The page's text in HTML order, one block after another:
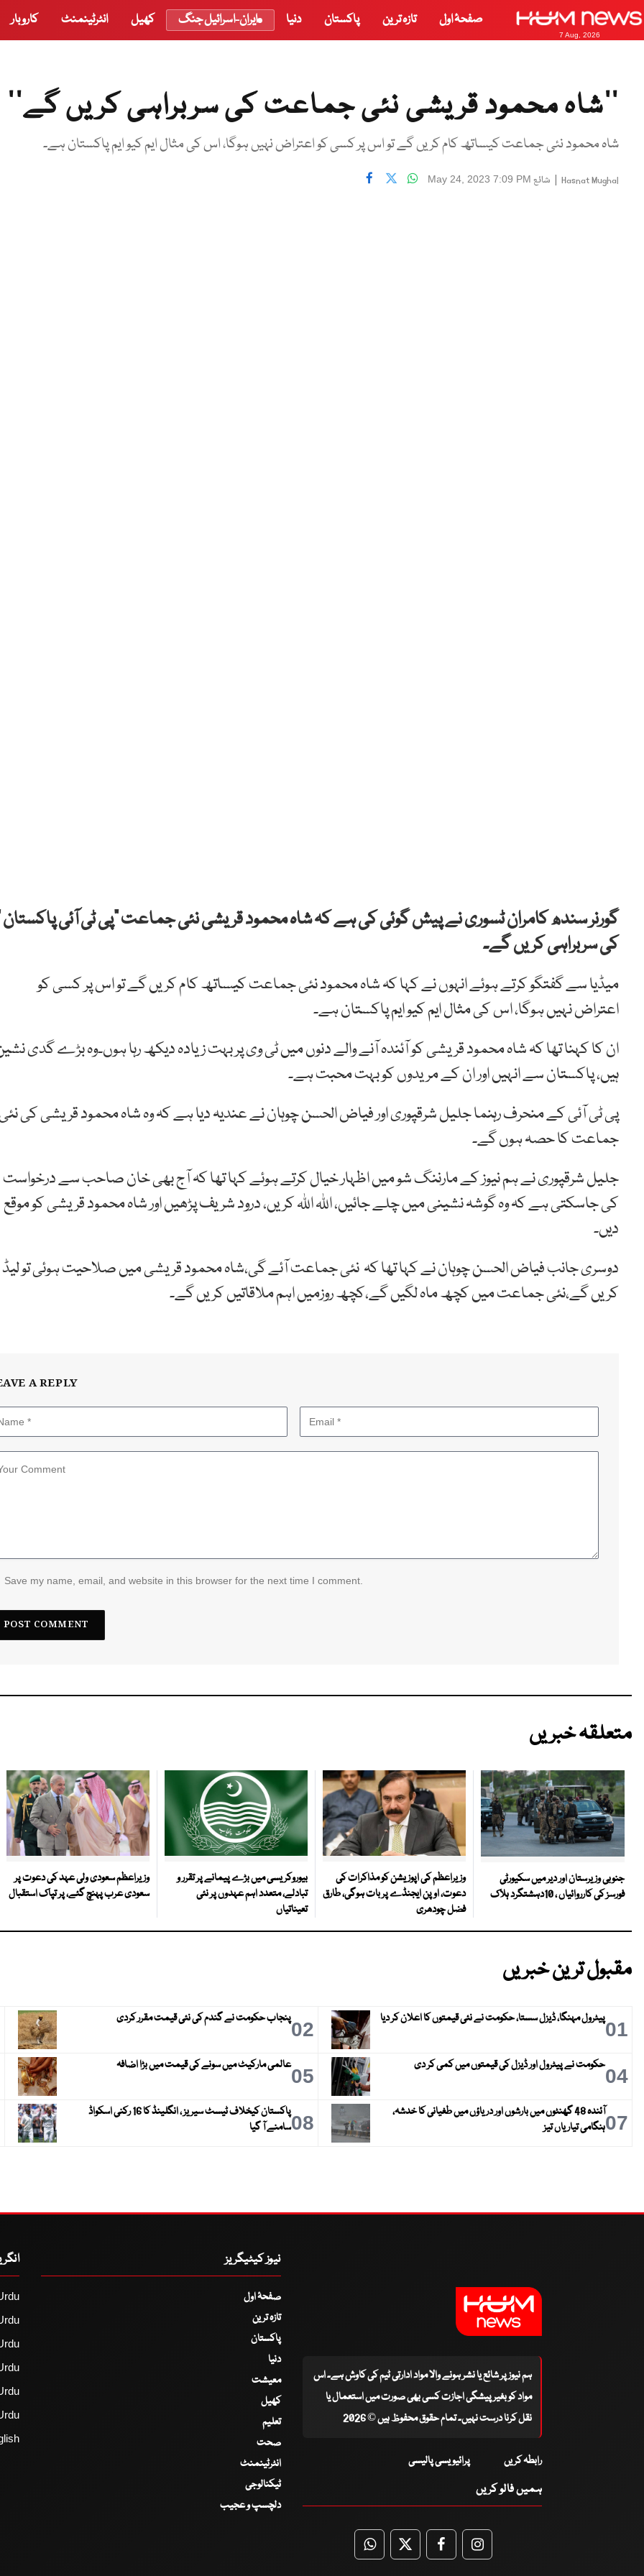
7 Aug, 2026
صفحۂ اول تازہ ترین پاکستان دنیا ایران-اسرائیل جنگ کھیل انٹرٹینمنٹ کاروبار
’’شاہ محمود قریشی نئی جماعت کی سربراہی کریں گے‘‘
شاہ محمود نئی جماعت کیساتھ کام کریں گے تو اس پر کسی کو اعتراض نہیں ہوگا، اس کی مثال ایم کیو ایم پاکستان ہے۔
Hasnat Mughal
| شائع May 24, 2023 7:09 PM
گورنر سندھ کامران ٹسوری نے پیش گوئی کی ہے کہ شاہ محمود قریشی نئی جماعت “پی ٹی آئی پاکستان
کی سربراہی کریں گے۔
میڈیا سے گفتگو کرتے ہوئے انہوں نے کہا کہ شاہ محمود نئی جماعت کیساتھ کام کریں گے تو اس پر کسی کو
اعتراض نہیں ہوگا، اس کی مثال ایم کیو ایم پاکستان ہے۔
ان کا کہنا تھا کہ شاہ محمود قریشی کو آئندہ آنے والے دنوں میں ٹی وی پر بہت زیادہ دیکھ رہا ہوں۔وہ بڑے گدی
ہیں، پاکستان سے انہیں اور ان کے مریدوں کو بہت محبت ہے۔
پی ٹی آئی کے منحرف رہنما جلیل شرقپوری اور فیاض الحسن چوہان نے عندیہ دیا ہے کہ وہ شاہ محمود قریشی کی
جماعت کا حصہ ہوں گے۔
جلیل شرقپوری نے ہم نیوز کے مارننگ شو میں اظہار خیال کرتے ہوئے کہا تھا کہ آج بھی خان صاحب سے درخواست
کی جاسکتی ہے کہ وہ گوشہ نشینی میں چلے جائیں، اللہ اللہ کریں، درود شریف پڑھیں اور شاہ محمود قریشی کو موقع
دیں۔
دوسری جانب فیاض الحسن چوہان نے کہا تھا کہ نئی جماعت آئے گی،شاہ محمود قریشی میں صلاحیت ہوئی تو لیڈ
کریں گے،نئی جماعت میں کچھ ماہ لگیں گے،کچھ روزمیں اہم ملاقاتیں کریں گے۔
A REPLY
Save my name, email, and website in this browser for the next time I comment.
متعلقہ خبریں
جنوبی وزیرستان اور دیر میں سکیورٹی
فورسز کی کارروائیاں ، 10دہشتگرد ہلاک
وزیراعظم کی اپوزیشن کو مذاکرات کی
دعوت، اوپن ایجنڈے پر بات ہوگی، طارق
فضل چودھری
بیوروکریسی میں بڑے پیمانے پر تقرر و
تبادلے، متعدد اہم عہدوں پر نئی
تعیناتیاں
وزیراعظم سعودی ولی عہد کی دعوت پر
سعودی عرب پہنچ گئے، پر تپاک استقبال
مقبول ترین خبریں
01پیٹرول مہنگا، ڈیزل سستا، حکومت نے نئی قیمتوں کا اعلان کر دیا 02پنجاب حکومت نے گندم کی نئی قیمت مقرر کردی
04حکومت نے پیٹرول اور ڈیزل کی قیمتوں میں کمی کر دی 05عالمی مارکیٹ میں سونے کی قیمت میں بڑا اضافہ
07
آئندہ 48 گھنٹوں میں بارشوں اور دریاؤں میں طغیانی کا خدشہ،
ہنگامی تیاریاں تیز
08
پاکستان کیخلاف ٹیسٹ سیریز ، انگلینڈ کا 16 رکنی اسکواڈ
سامنے آ گیا
ہم نیوز پر شائع یا نشر ہونے والا مواد ادارتی ٹیم کی کاوش ہے۔ اس
مواد کو بغیر پیشگی اجازت کسی بھی صورت میں استعمال یا
نقل کرنا درست نہیں۔ تمام حقوق محفوظ ہیں © 2026
رابطہ کریں پرائیویسی پالیسی
ہمیں فالو کریں
WhatsApp
TwitterFacebookFacebook
نیوز کیٹیگریز
صفحۂ اول
تازہ ترین
پاکستان
دنیا
معیشت
کھیل
تعلیم
صحت
انٹرٹینمنٹ
ٹیکنالوجی
دلچسپ و عجیب